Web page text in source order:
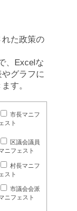
た政策の
、Excelな
グラフに
す。
市長マニフ
ェスト
区議会議員
ニフェスト
村長マニフ
ェスト
市議会会派
ニフェスト